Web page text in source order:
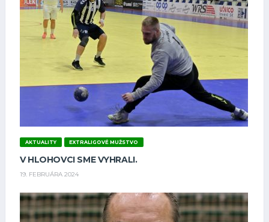
AKTUALITY EXTRALIGOVÉ MUŽSTVO
V HLOHOVCI SME VYHRALI.
19. FEBRUÁRA 2024